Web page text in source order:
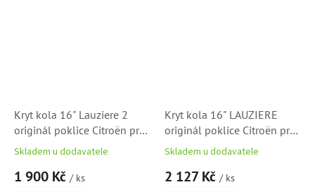
Kryt kola 16" Lauziere 2
originál poklice Citroën pro
Berlingo (K9)
Skladem u dodavatele
1 900 Kč / ks
Kryt kola 16" LAUZIERE
originál poklice Citroën pro
Berlingo (K9)
Skladem u dodavatele
2 127 Kč / ks